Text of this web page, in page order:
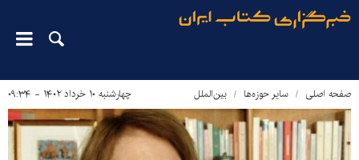
صفحه اصلی سایر حوزه‌ها بین‌الملل چهارشنبه ۱۰ خرداد ۱۴۰۲ - ۰۹:۳۴